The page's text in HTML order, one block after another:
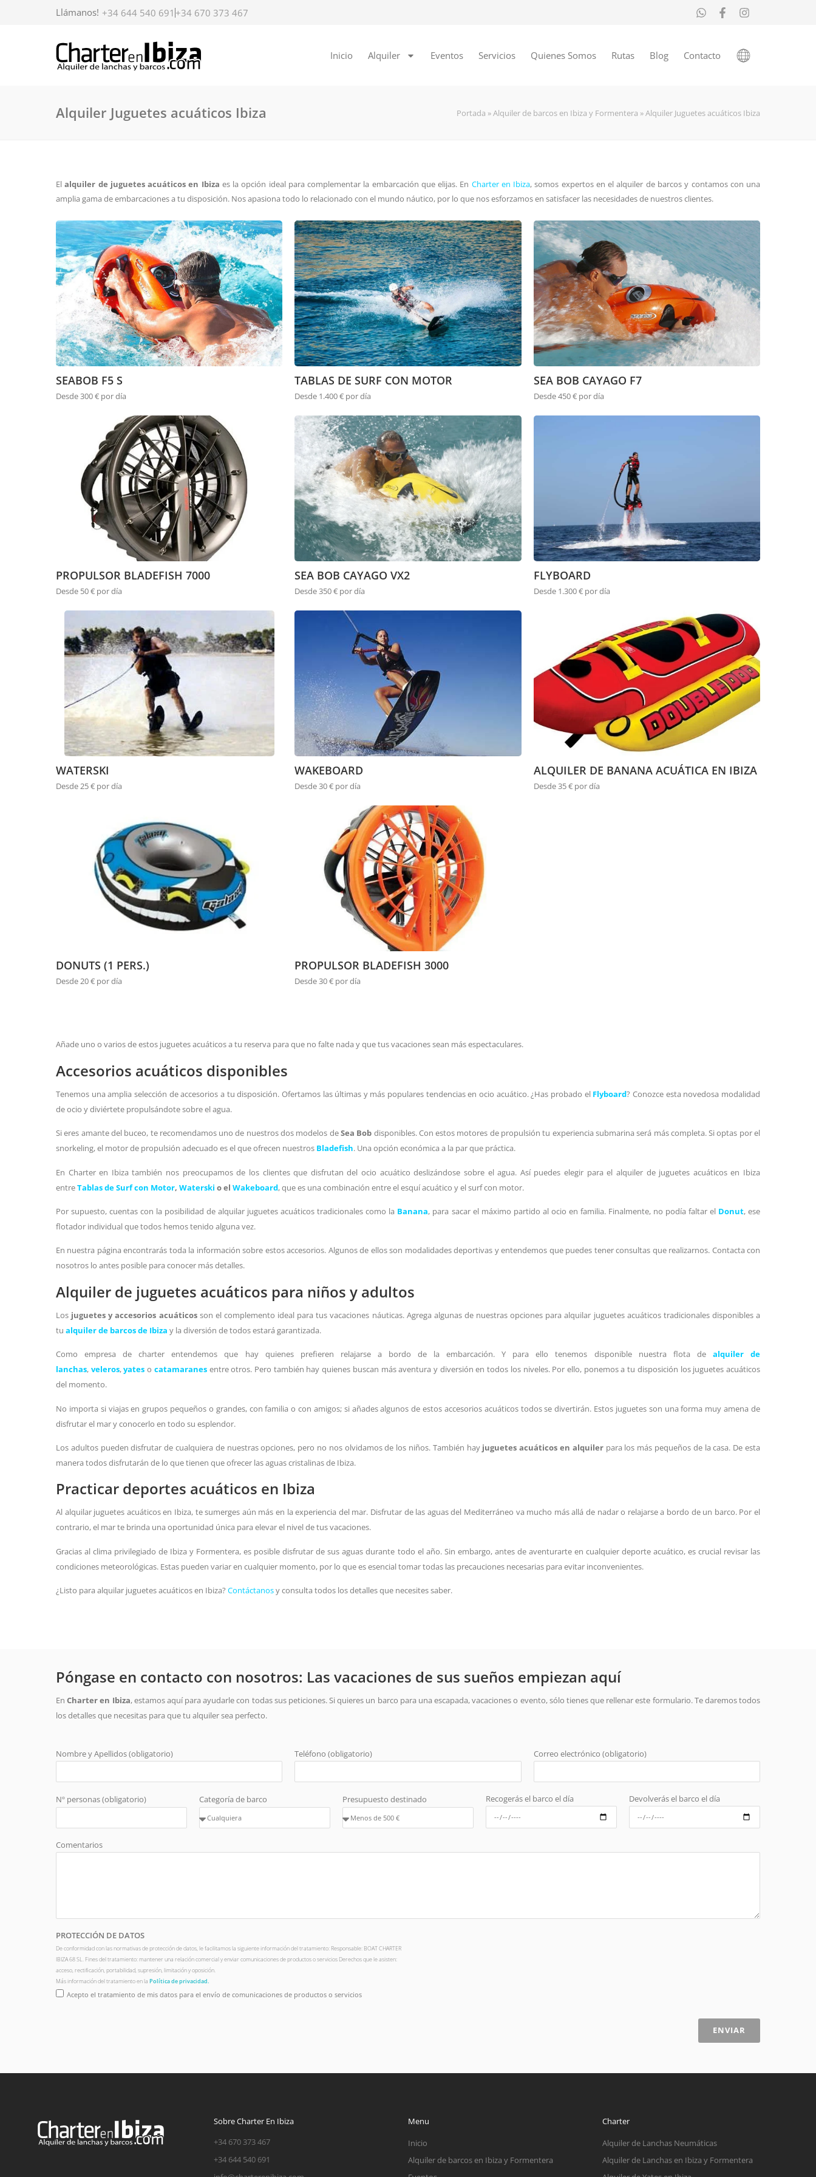
Llámanos! +34 644 540 691 +34 670 373 467
Inicio Alquiler Eventos Servicios Quienes Somos Rutas Blog Contacto
Alquiler Juguetes acuáticos Ibiza Portada »Alquiler de barcos en Ibiza y Formentera »Alquiler Juguetes acuáticos Ibiza
Elalquiler de juguetes acuáticos en Ibiza es la opción ideal para complementar la embarcación que elijas. En Charter en Ibiza, somos expertos en el alquiler de barcos y contamos con una
amplia gama de embarcaciones a tu disposición. Nos apasiona todo lo relacionado con el mundo náutico, por lo que nos esforzamos en satisfacer las necesidades de nuestros clientes.
SEABOB F5 S
Desde 300 € por día
TABLAS DE SURF CON MOTOR
Desde 1.400 € por día
SEA BOB CAYAGO F7
Desde 450 € por día
PROPULSOR BLADEFISH 7000
Desde 50 € por día
SEA BOB CAYAGO VX2
Desde 350 € por día
FLYBOARD
Desde 1.300 € por día
WATERSKI
Desde 25 € por día
WAKEBOARD
Desde 30 € por día
ALQUILER DE BANANA ACUÁTICA EN IBIZA
Desde 35 € por día
DONUTS (1 PERS.)
Desde 20 € por día
PROPULSOR BLADEFISH 3000
Desde 30 € por día
Añade uno o varios de estos juguetes acuáticos a tu reserva para que no falte nada y que tus vacaciones sean más espectaculares.
Accesorios acuáticos disponibles
Tenemos una amplia selección de accesorios a tu disposición. Ofertamos las últimas y más populares tendencias en ocio acuático. ¿Has probado el Flyboard? Conozce esta novedosa modalidad
de ocio y diviértete propulsándote sobre el agua.
Si eres amante del buceo, te recomendamos uno de nuestros dos modelos deSea Bob disponibles. Con estos motores de propulsión tu experiencia submarina será más completa. Si optas por el
snorkeling, el motor de propulsión adecuado es el que ofrecen nuestros Bladefish. Una opción económica a la par que práctica.
En Charter en Ibiza también nos preocupamos de los clientes que disfrutan del ocio acuático deslizándose sobre el agua. Así puedes elegir para el alquiler de juguetes acuáticos en Ibiza
entreTablas de Surf con Motor, Waterski o el Wakeboard, que es una combinación entre el esquí acuático y el surf con motor.
Por supuesto, cuentas con la posibilidad de alquilar juguetes acuáticos tradicionales como la Banana, para sacar el máximo partido al ocio en familia. Finalmente, no podía faltar el Donut, ese
flotador individual que todos hemos tenido alguna vez.
En nuestra página encontrarás toda la información sobre estos accesorios. Algunos de ellos son modalidades deportivas y entendemos que puedes tener consultas que realizarnos. Contacta con
nosotros lo antes posible para conocer más detalles.
Alquiler de juguetes acuáticos para niños y adultos
Los juguetes y accesorios acuáticosson el complemento ideal para tus vacaciones náuticas. Agrega algunas de nuestras opciones para alquilar juguetes acuáticos tradicionales disponibles a
tu alquiler de barcos de Ibiza y la diversión de todos estará garantizada.
Como empresa de charter entendemos que hay quienes prefieren relajarse a bordo de la embarcación. Y para ello tenemos disponible nuestra flota de alquiler de
lanchas, veleros,yates o catamaranesentre otros. Pero también hay quienes buscan más aventura y diversión en todos los niveles. Por ello, ponemos a tu disposición los juguetes acuáticos
del momento.
No importa si viajas en grupos pequeños o grandes, con familia o con amigos; si añades algunos de estos accesorios acuáticos todos se divertirán. Estos juguetes son una forma muy amena de
disfrutar el mar y conocerlo en todo su esplendor.
Los adultos pueden disfrutar de cualquiera de nuestras opciones, pero no nos olvidamos de los niños. También hay juguetes acuáticos en alquilerpara los más pequeños de la casa. De esta
manera todos disfrutarán de lo que tienen que ofrecer las aguas cristalinas de Ibiza.
Practicar deportes acuáticos en Ibiza
Al alquilar juguetes acuáticos en Ibiza, te sumerges aún más en la experiencia del mar. Disfrutar de las aguas del Mediterráneo va mucho más allá de nadar o relajarse a bordo de un barco. Por el
contrario, el mar te brinda una oportunidad única para elevar el nivel de tus vacaciones.
Gracias al clima privilegiado de Ibiza y Formentera, es posible disfrutar de sus aguas durante todo el año. Sin embargo, antes de aventurarte en cualquier deporte acuático, es crucial revisar las
condiciones meteorológicas. Estas pueden variar en cualquier momento, por lo que es esencial tomar todas las precauciones necesarias para evitar inconvenientes.
¿Listo para alquilar juguetes acuáticos en Ibiza? Contáctanosy consulta todos los detalles que necesites saber.
Póngase en contacto con nosotros: Las vacaciones de sus sueños empiezan aquí
EnCharter en Ibiza, estamos aquí para ayudarle con todas sus peticiones. Si quieres un barco para una escapada, vacaciones o evento, sólo tienes que rellenar este formulario. Te daremos todos
los detalles que necesitas para que tu alquiler sea perfecto.
Nombre y Apellidos (obligatorio) Teléfono (obligatorio) Correo electrónico (obligatorio)
Nº personas (obligatorio) Categoría de barco Presupuesto destinado Recogerás el barco el día Devolverás el barco el día
Comentarios
PROTECCIÓN DE DATOS
De conformidad con las normativas de protección de datos, le facilitamos la siguiente información del tratamiento: Responsable: BOAT CHARTER
IBIZA 68 SL. Fines del tratamiento: mantener una relación comercial y enviar comunicaciones de productos o servicios Derechos que le asisten:
acceso, rectificación, portabilidad, supresión, limitación y oposición.
Más información del tratamiento en la Política de privacidad.
Acepto el tratamiento de mis datos para el envío de comunicaciones de productos o servicios
ENVIAR
Sobre Charter En Ibiza
+34 670 373 467
+34 644 540 691
Menu
Inicio
Alquiler de barcos en Ibiza y Formentera
Charter
Alquiler de Lanchas Neumáticas
Alquiler de Lanchas en Ibiza y Formentera